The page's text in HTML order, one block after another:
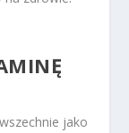
jako